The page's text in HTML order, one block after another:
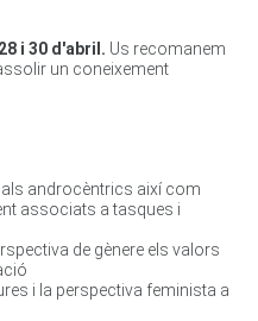
i 30 d'abril. Us recomanem
un coneixement
androcèntrics així com
associats a tasques i
de gènere els valors
i la perspectiva feminista a